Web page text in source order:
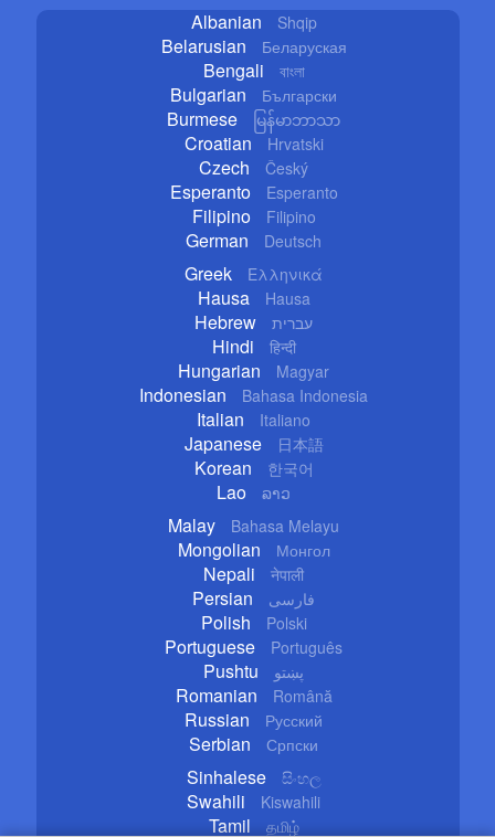
Albanian Shqip
Belarusian Беларуская
Bengali বাংলা
Bulgarian Български
Burmese မြန်မာဘာသာ
Croatian Hrvatski
Czech Český
Esperanto Esperanto
Filipino Filipino
German Deutsch
Greek Ελληνικά
Hausa Hausa
Hebrew עברית
Hindi हिन्दी
Hungarian Magyar
Indonesian Bahasa Indonesia
Italian Italiano
Japanese 日本語
Korean 한국어
Lao ລາວ
Malay Bahasa Melayu
Mongolian Монгол
Nepali नेपाली
Persian فارسی
Polish Polski
Portuguese Português
Pushtu پښتو
Romanian Română
Russian Русский
Serbian Српски
Sinhalese සිංහල
Swahili Kiswahili
Tamil தமிழ்